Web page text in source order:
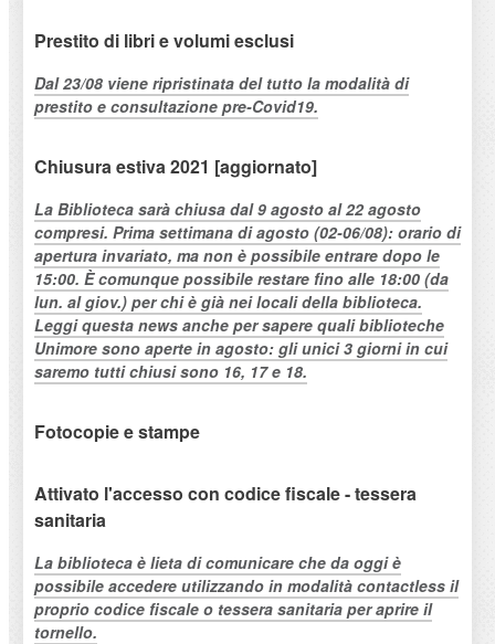
Prestito di libri e volumi esclusi
Dal 23/08 viene ripristinata del tutto la modalità di
prestito e consultazione pre-Covid19.
Chiusura estiva 2021 [aggiornato]
La Biblioteca sarà chiusa dal 9 agosto al 22 agosto
compresi. Prima settimana di agosto (02-06/08): orario di
apertura invariato, ma non è possibile entrare dopo le
15:00. È comunque possibile restare fino alle 18:00 (da
lun. al giov.) per chi è già nei locali della biblioteca.
Leggi questa news anche per sapere quali biblioteche
Unimore sono aperte in agosto: gli unici 3 giorni in cui
saremo tutti chiusi sono 16, 17 e 18.
Fotocopie e stampe
Attivato l'accesso con codice fiscale - tessera
sanitaria
La biblioteca è lieta di comunicare che da oggi è
possibile accedere utilizzando in modalità contactless il
proprio codice fiscale o tessera sanitaria per aprire il
tornello.